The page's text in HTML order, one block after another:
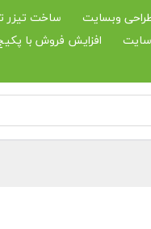
وبسایت ساخت تیزر
سایت
افزایش فروش با پکیج